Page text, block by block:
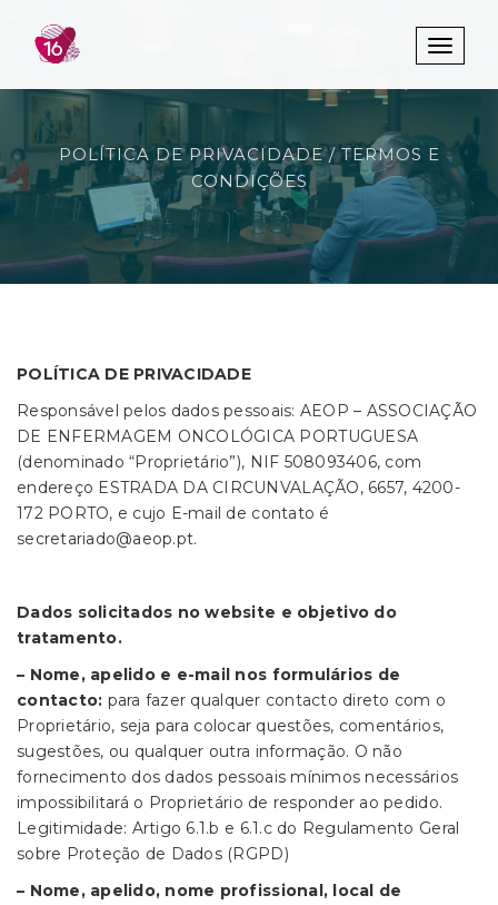
Toggle
POLÍTICA DE PRIVACIDADE / TERMOS E
CONDIÇÕES
POLÍTICA DE PRIVACIDADE
Responsável pelos dados pessoais: AEOP – ASSOCIAÇÃO
DE ENFERMAGEM ONCOLÓGICA PORTUGUESA
(denominado “Proprietário”), NIF 508093406, com
endereço ESTRADA DA CIRCUNVALAÇÃO, 6657, 4200-
172 PORTO, e cujo E-mail de contato é
secretariado@aeop.pt.
Dados solicitados no website e objetivo do
tratamento.
– Nome, apelido e e-mail nos formulários de
contacto: para fazer qualquer contacto direto com o
Proprietário, seja para colocar questões, comentários,
sugestões, ou qualquer outra informação. O não
fornecimento dos dados pessoais mínimos necessários
impossibilitará o Proprietário de responder ao pedido.
Legitimidade: Artigo 6.1.b e 6.1.c do Regulamento Geral
sobre Proteção de Dados (RGPD)
– Nome, apelido, nome profissional, local de